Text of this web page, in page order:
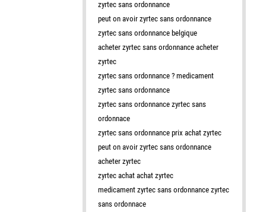
zyrtec sans ordonnance
peut on avoir zyrtec sans ordonnance
zyrtec sans ordonnance belgique
acheter zyrtec sans ordonnance acheter
zyrtec
zyrtec sans ordonnance ? medicament
zyrtec sans ordonnance
zyrtec sans ordonnance zyrtec sans
ordonnace
zyrtec sans ordonnance prix achat zyrtec
peut on avoir zyrtec sans ordonnance
acheter zyrtec
zyrtec achat achat zyrtec
medicament zyrtec sans ordonnance zyrtec
sans ordonnace